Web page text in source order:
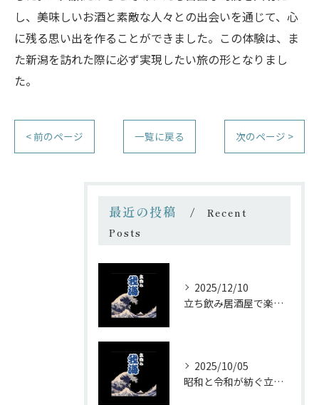
し、美味しいお酒と素敵な人々との出会いを通じて、心
に残る思い出を作ることができました。この体験は、ま
た新潟を訪れた際に必ず実現したい旅の形となりまし
た。
< 前のページ 一覧に戻る 次のページ >
最近の投稿
Recent
Posts
2025/12/10
立ち飲み居酒屋で楽しむ昭和の懐かし空間と多彩なお酒
2025/10/05
昭和と令和が紡ぐ立ち飲みの味わい